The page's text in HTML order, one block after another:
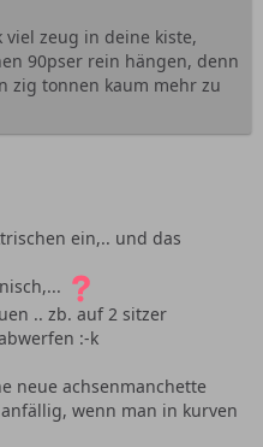
zeug in deine kiste,
90pser rein hängen, denn
zig tonnen kaum mehr zu
ein,.. und das
.. zb. auf 2 sitzer
:-k
neue achsenmanchette
wenn man in kurven